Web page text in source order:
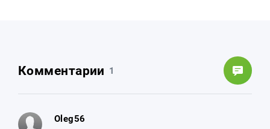
Комментарии 1
Oleg56